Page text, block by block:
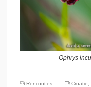
Ophrys
Rencontres Croatie,